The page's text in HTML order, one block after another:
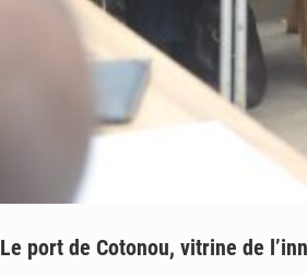
Le port de Cotonou, vitrine de